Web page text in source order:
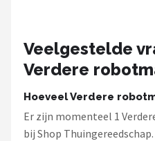
Einhell
Synx Tools
Veelgestelde
Verdere
Hoeveel Verdere
Er zijn momenteel 1
bij Shop Thuingereedschap.